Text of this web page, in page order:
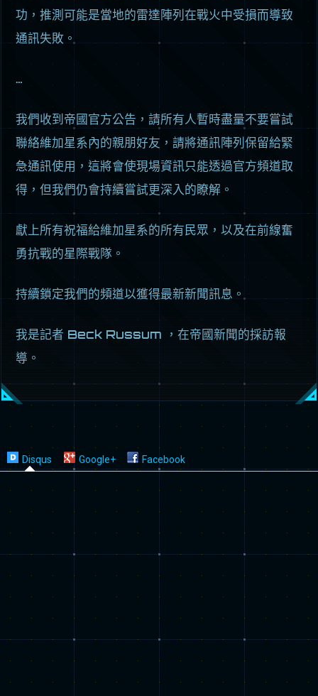
功，推測可能是當地的雷達陣列在戰火中受損而導致
通訊失敗。
…
我們收到帝國官方公告，請所有人暫時盡量不要嘗試
聯絡維加星系內的親朋好友，請將通訊陣列保留給緊
急通訊使用，這將會使現場資訊只能透過官方頻道取
得，但我們仍會持續嘗試更深入的瞭解。
獻上所有祝福給維加星系的所有民眾，以及在前線奮
勇抗戰的星際戰隊。
持續鎖定我們的頻道以獲得最新新聞訊息。
我是記者 Beck Russum ，在帝國新聞的採訪報
導。
Disqus Google+ Facebook